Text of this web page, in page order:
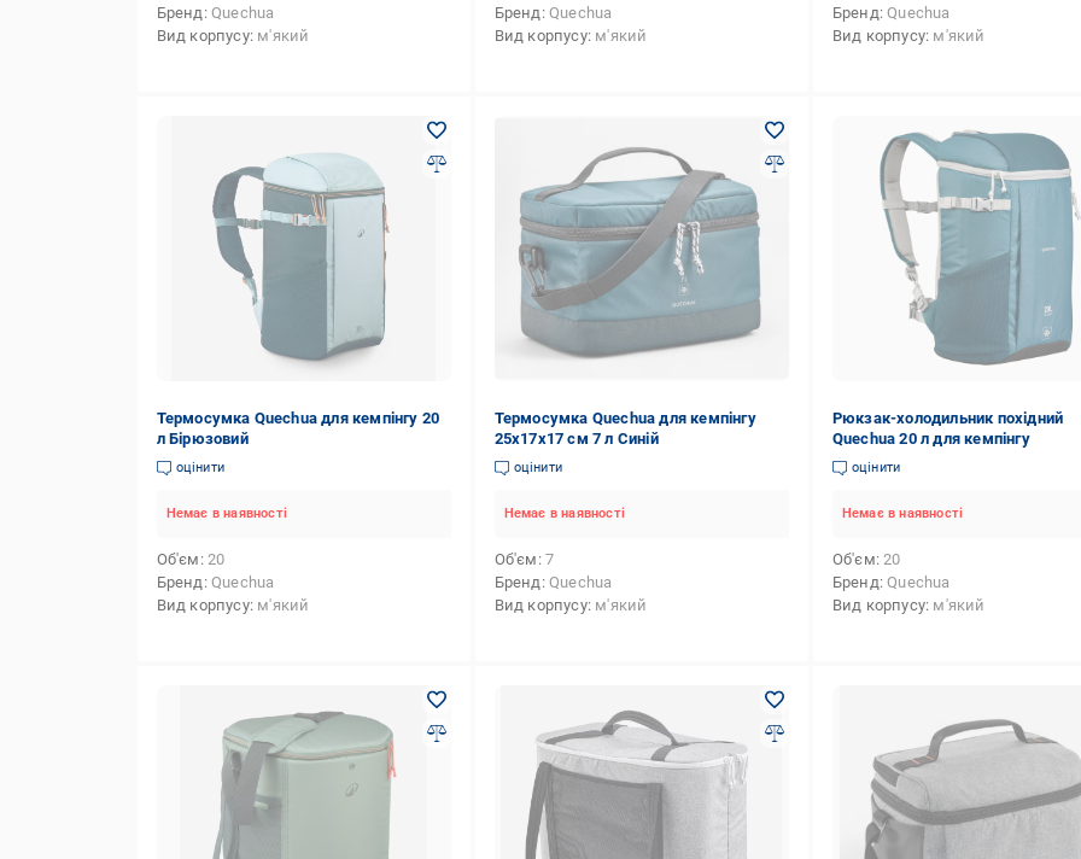
Бренд Quechua
Вид корпусу м'який
Бренд Quechua
Вид корпусу м'який
Бренд Quechua
Вид корпусу м'який
Термосумка Quechua для кемпінгу 20
л Бірюзовий
оцінити
Немає в наявності
Об'єм 20
Бренд Quechua
Вид корпусу м'який
Термосумка Quechua для кемпінгу
25х17х17 см 7 л Синій
оцінити
Немає в наявності
Об'єм 7
Бренд Quechua
Вид корпусу м'який
Рюкзак-холодильник похідний
Quechua 20 л для кемпінгу
оцінити
Немає в наявності
Об'єм 20
Бренд Quechua
Вид корпусу м'який